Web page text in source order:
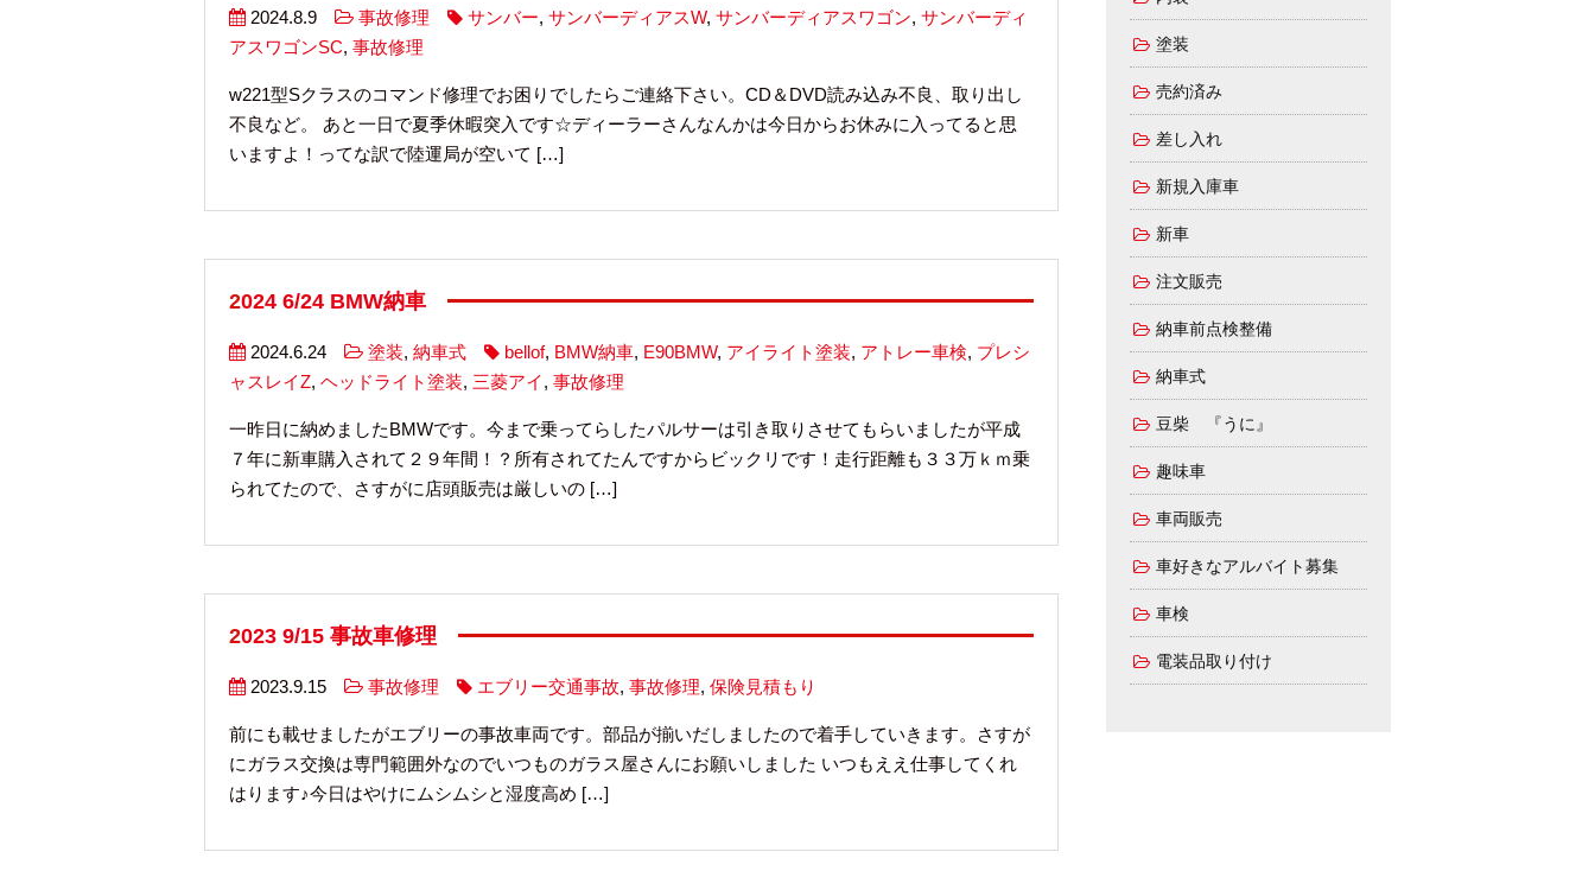
2024.8.9 事故修理 サンバー, サンバーディアスW, サンバーディアスワゴン, サンバーディ
アスワゴンSC, 事故修理
w221型Sクラスのコマンド修理でお困りでしたらご連絡下さい。CD＆DVD読み込み不良、取り出し
不良など。 あと一日で夏季休暇突入です☆ディーラーさんなんかは今日からお休みに入ってると思
いますよ！ってな訳で陸運局が空いて […]
2024 6/24 BMW納車
2024.6.24 塗装, 納車式 bellof, BMW納車, E90BMW, アイライト塗装, アトレー車検, プレシ
ャスレイZ, ヘッドライト塗装, 三菱アイ, 事故修理
一昨日に納めましたBMWです。今まで乗ってらしたパルサーは引き取りさせてもらいましたが平成
７年に新車購入されて２９年間！？所有されてたんですからビックリです！走行距離も３３万ｋｍ乗
られてたので、さすがに店頭販売は厳しいの […]
2023 9/15 事故車修理
2023.9.15 事故修理 エブリー交通事故, 事故修理, 保険見積もり
前にも載せましたがエブリーの事故車両です。部品が揃いだしましたので着手していきます。さすが
にガラス交換は専門範囲外なのでいつものガラス屋さんにお願いしました いつもええ仕事してくれ
はります♪今日はやけにムシムシと湿度高め […]
塗装
売約済み
差し入れ
新規入庫車
新車
注文販売
納車前点検整備
納車式
豆柴 『うに』
趣味車
車両販売
車好きなアルバイト募集
車検
電装品取り付け